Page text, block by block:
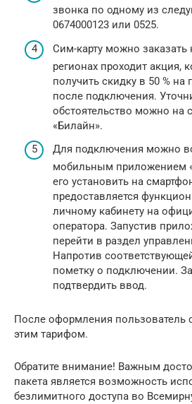
звонка по одному из
0674000123 или 0525.
Сим-карту можно заказать
регионах проходит акция,
получить скидку в 50 %
после подключения.
обстоятельство можно на
«Билайн».
Для подключения можно
мобильным приложением
его установить на
предоставляется
личному кабинету на
оператора. Запустив
перейти в раздел
Напротив
пометку о подключении.
подтвердить ввод.
После оформления пользователь
этим тарифом.
Обратите внимание! Важным
пакета является возможность
безлимитного доступа во